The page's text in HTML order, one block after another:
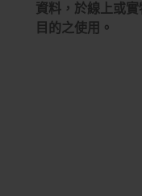
資料，於線上或
目的之使用。